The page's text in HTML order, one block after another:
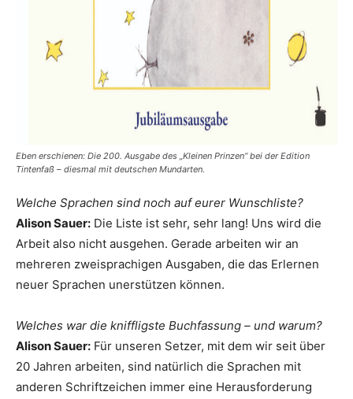
Eben erschienen: Die 200. Ausgabe des „Kleinen Prinzen“ bei der Edition
Tintenfaß – diesmal mit deutschen Mundarten.
Welche Sprachen sind noch auf eurer Wunschliste?
Alison Sauer: Die Liste ist sehr, sehr lang! Uns wird die
Arbeit also nicht ausgehen. Gerade arbeiten wir an
mehreren zweisprachigen Ausgaben, die das Erlernen
neuer Sprachen unerstützen können.
Welches war die kniffligste Buchfassung – und warum?
Alison Sauer: Für unseren Setzer, mit dem wir seit über
20 Jahren arbeiten, sind natürlich die Sprachen mit
anderen Schriftzeichen immer eine Herausforderung